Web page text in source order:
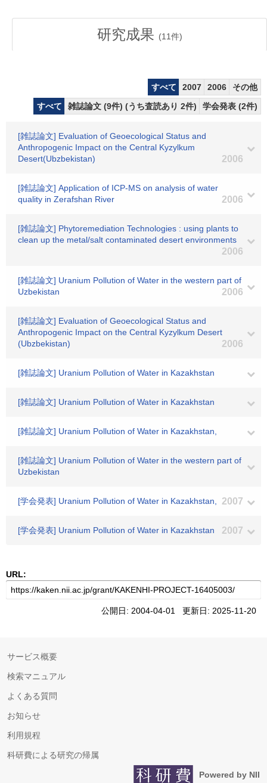
研究成果 (11件)
すべて 2007 2006
その他
すべて
雑誌論文 (9件) (うち査読あり 2件) 学会発表 (2件)
[雑誌論文] Evaluation of Geoecological Status and
Anthropogenic Impact on the Central Kyzylkum
Desert(Ubzbekistan)
2006
[雑誌論文] Application of ICP-MS on analysis of water
quality in Zerafshan River
2006
[雑誌論文] Phytoremediation Technologies : using plants to
clean up the metal/salt contaminated desert environments
2006
[雑誌論文] Uranium Pollution of Water in the western part of
Uzbekistan
2006
[雑誌論文] Evaluation of Geoecological Status and
Anthropogenic Impact on the Central Kyzylkum Desert
(Ubzbekistan)
2006
[雑誌論文] Uranium Pollution of Water in Kazakhstan
[雑誌論文] Uranium Pollution of Water in Kazakhstan
[雑誌論文] Uranium Pollution of Water in Kazakhstan,
[雑誌論文] Uranium Pollution of Water in the western part of
Uzbekistan
[学会発表] Uranium Pollution of Water in Kazakhstan, 2007
[学会発表] Uranium Pollution of Water in Kazakhstan 2007
URL:
公開日: 2004-04-01 更新日: 2025-11-20
サービス概要
検索マニュアル
よくある質問
お知らせ
利用規程
科研費による研究の帰属
Powered by NII